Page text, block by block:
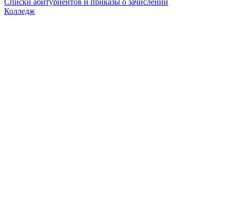
Списки абитуриентов и приказы о зачислении
Колледж